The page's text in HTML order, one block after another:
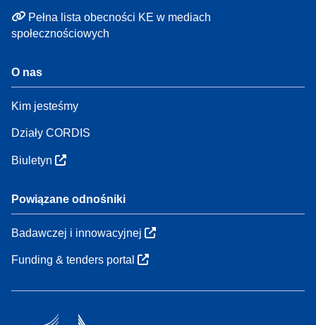
Pełna lista obecności KE w mediach
społecznościowych
O nas
Kim jesteśmy
Działy CORDIS
Biuletyn
Powiązane odnośniki
Badawczej i innowacyjnej
Funding & tenders portal